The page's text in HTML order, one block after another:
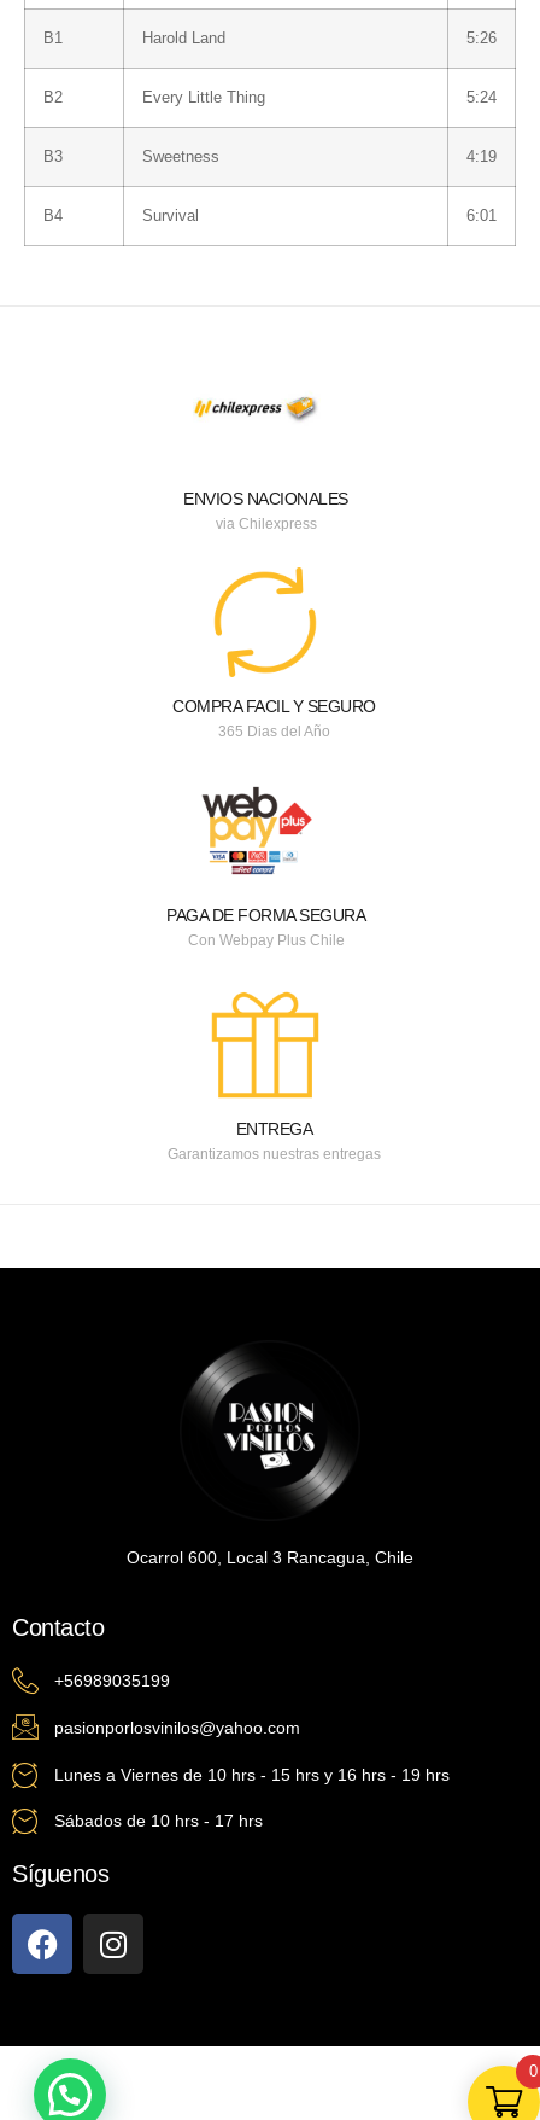
B1 Harold Land 5:26
B2 Every Little Thing 5:24
B3 Sweetness 4:19
B4 Survival 6:01
ENVIOS NACIONALES
via Chilexpress
COMPRA FACIL Y SEGURO
365 Dias del Año
PAGA DE FORMA SEGURA
Con Webpay Plus Chile
ENTREGA
Garantizamos nuestras entregas
Ocarrol 600, Local 3 Rancagua, Chile
Contacto
+56989035199
pasionporlosvinilos@yahoo.com
Lunes a Viernes de 10 hrs - 15 hrs y 16 hrs - 19 hrs
Sábados de 10 hrs - 17 hrs
Síguenos
0